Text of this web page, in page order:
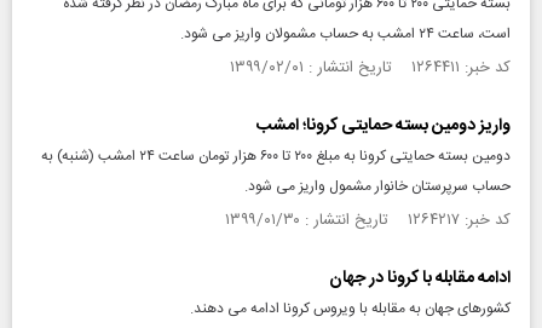
است، ساعت ۲۴ امشب به حساب مشمولان واریز می شود.
کد خبر: ۱۲۶۴۴۱۱ تاریخ انتشار : ۱۳۹۹/۰۲/۰۱
واریز دومین بسته حمایتی کرونا؛ امشب
دومین بسته حمایتی کرونا به مبلغ ٢٠٠ تا ۶٠٠ هزار تومان ساعت ٢۴ امشب (شنبه) به
حساب سرپرستان خانوار مشمول واریز می شود.
کد خبر: ۱۲۶۴۲۱۷ تاریخ انتشار : ۱۳۹۹/۰۱/۳۰
ادامه مقابله با کرونا در جهان
کشورهای جهان به مقابله با ویروس کرونا ادامه می دهند.